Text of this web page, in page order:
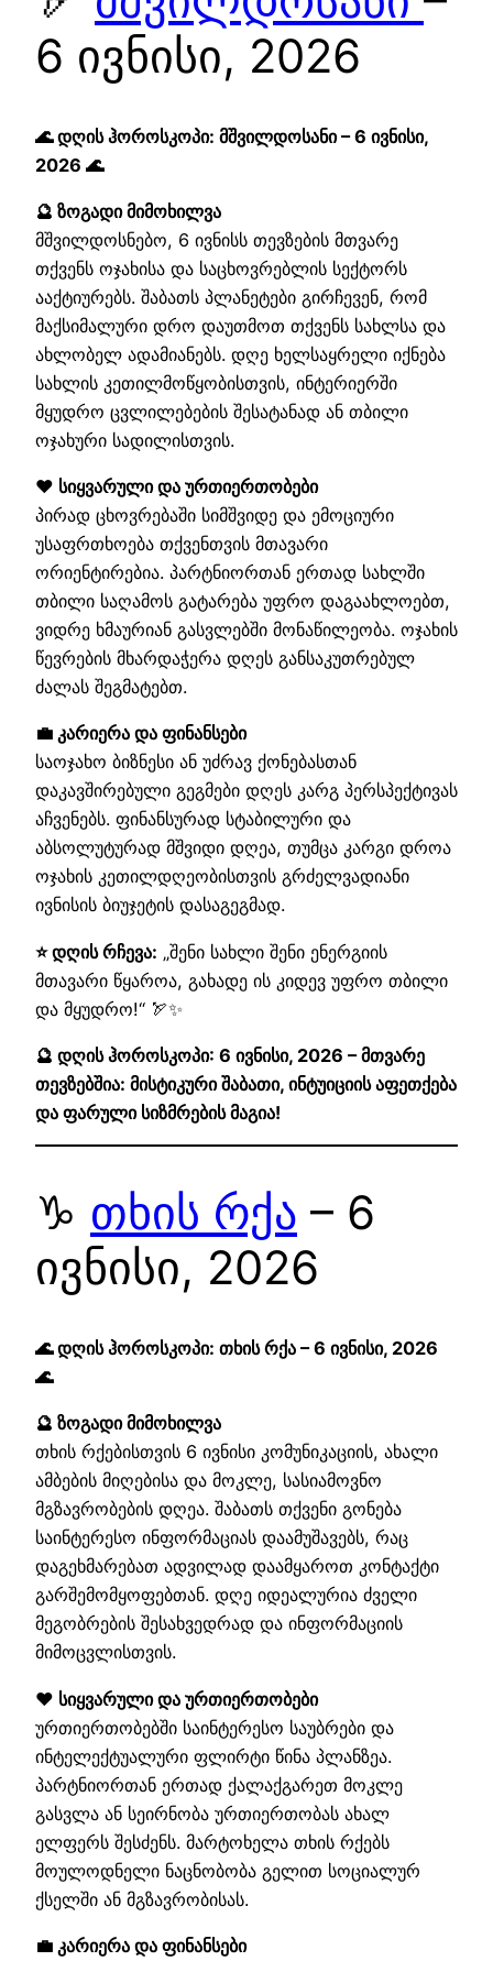
6 ივნისი, 2026
🌊 დღის ჰოროსკოპი: მშვილდოსანი – 6 ივნისი,
2026 🌊
🔮 ზოგადი მიმოხილვა
მშვილდოსნებო, 6 ივნისს თევზების მთვარე
თქვენს ოჯახისა და საცხოვრებლის სექტორს
ააქტიურებს. შაბათს პლანეტები გირჩევენ, რომ
მაქსიმალური დრო დაუთმოთ თქვენს სახლსა და
ახლობელ ადამიანებს. დღე ხელსაყრელი იქნება
სახლის კეთილმოწყობისთვის, ინტერიერში
მყუდრო ცვლილებების შესატანად ან თბილი
ოჯახური სადილისთვის.
❤️ სიყვარული და ურთიერთობები
პირად ცხოვრებაში სიმშვიდე და ემოციური
უსაფრთხოება თქვენთვის მთავარი
ორიენტირებია. პარტნიორთან ერთად სახლში
თბილი საღამოს გატარება უფრო დაგაახლოებთ,
ვიდრე ხმაურიან გასვლებში მონაწილეობა. ოჯახის
წევრების მხარდაჭერა დღეს განსაკუთრებულ
ძალას შეგმატებთ.
💼 კარიერა და ფინანსები
საოჯახო ბიზნესი ან უძრავ ქონებასთან
დაკავშირებული გეგმები დღეს კარგ პერსპექტივას
აჩვენებს. ფინანსურად სტაბილური და
აბსოლუტურად მშვიდი დღეა, თუმცა კარგი დროა
ოჯახის კეთილდღეობისთვის გრძელვადიანი
ივნისის ბიუჯეტის დასაგეგმად.
⭐ დღის რჩევა: „შენი სახლი შენი ენერგიის
მთავარი წყაროა, გახადე ის კიდევ უფრო თბილი
და მყუდრო!“ 🏹✨
🔮 დღის ჰოროსკოპი: 6 ივნისი, 2026 – მთვარე
თევზებშია: მისტიკური შაბათი, ინტუიციის აფეთქება
და ფარული სიზმრების მაგია!
♑ თხის რქა – 6
ივნისი, 2026
🌊 დღის ჰოროსკოპი: თხის რქა – 6 ივნისი, 2026
🌊
🔮 ზოგადი მიმოხილვა
თხის რქებისთვის 6 ივნისი კომუნიკაციის, ახალი
ამბების მიღებისა და მოკლე, სასიამოვნო
მგზავრობების დღეა. შაბათს თქვენი გონება
საინტერესო ინფორმაციას დაამუშავებს, რაც
დაგეხმარებათ ადვილად დაამყაროთ კონტაქტი
გარშემომყოფებთან. დღე იდეალურია ძველი
მეგობრების შესახვედრად და ინფორმაციის
მიმოცვლისთვის.
❤️ სიყვარული და ურთიერთობები
ურთიერთობებში საინტერესო საუბრები და
ინტელექტუალური ფლირტი წინა პლანზეა.
პარტნიორთან ერთად ქალაქგარეთ მოკლე
გასვლა ან სეირნობა ურთიერთობას ახალ
ელფერს შესძენს. მარტოხელა თხის რქებს
მოულოდნელი ნაცნობობა გელით სოციალურ
ქსელში ან მგზავრობისას.
💼 კარიერა და ფინანსები